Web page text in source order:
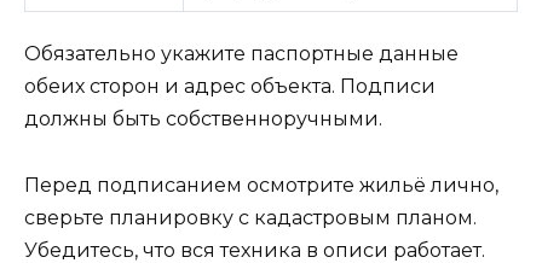
Обязательно укажите паспортные данные
обеих сторон и адрес объекта. Подписи
должны быть собственноручными.
Перед подписанием осмотрите жильё лично,
сверьте планировку с кадастровым планом.
Убедитесь, что вся техника в описи работает.